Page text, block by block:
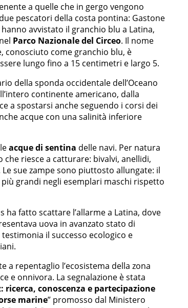
a quelle che in gergo vengono
pescatori della costa pontina: Gastone
avvistato il granchio blu a Latina,
nel Parco Nazionale del Circeo. Il nome
conosciuto come granchio blu, è
lungo fino a 15 centimetri e largo 5.
della sponda occidentale dell’Oceano
continente americano, dalla
a spostarsi anche seguendo i corsi dei
acque con una salinità inferiore
acque di sentina delle navi. Per natura
riesce a catturare: bivalvi, anellidi,
sue zampe sono piuttosto allungate: il
grandi negli esemplari maschi rispetto
ha fatto scattare l’allarme a Latina, dove
uova in avanzato stato di
il successo ecologico e
a repentaglio l’ecosistema della zona
e onnivora. La segnalazione è stata
ricerca, conoscenza e partecipazione
marine” promosso dal Ministero